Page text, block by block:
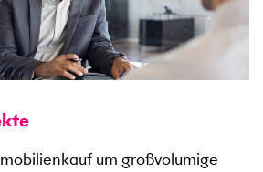
um großvolumige